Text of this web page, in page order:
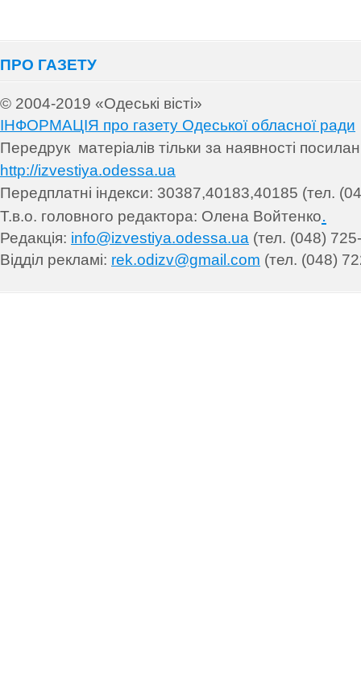
ПРО ГАЗЕТУ
© 2004-2019 «Одеські вісті»
ІНФОРМАЦІЯ про газету Одеської обласної ради
Передрук матеріалів тільки за наявності
http://izvestiya.odessa.ua
Передплатні індекси: 30387,40183,40185 (тел.
Т.в.о. головного редактора: Олена Войтенко.
Редакція: info@izvestiya.odessa.ua (тел. (048)
Відділ рекламі: rek.odizv@gmail.com (тел. (048)